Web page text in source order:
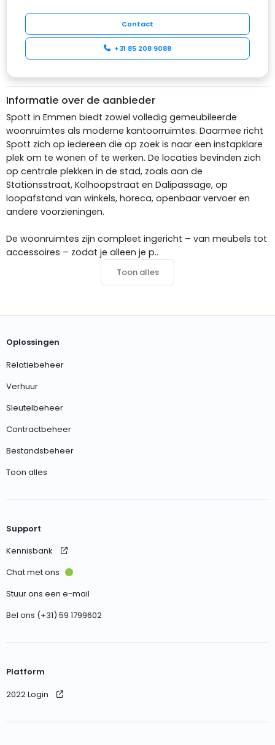
Contact
+31 85 208 9088
Informatie over de aanbieder
Spott in Emmen biedt zowel volledig gemeubileerde
woonruimtes als moderne kantoorruimtes. Daarmee richt
Spott zich op iedereen die op zoek is naar een instapklare
plek om te wonen of te werken. De locaties bevinden zich
op centrale plekken in de stad, zoals aan de
Stationsstraat, Kolhoopstraat en Dalipassage, op
loopafstand van winkels, horeca, openbaar vervoer en
andere voorzieningen.
De woonruimtes zijn compleet ingericht – van meubels tot
accessoires – zodat je alleen je p..
Toon alles
Oplossingen
Relatiebeheer
Verhuur
Sleutelbeheer
Contractbeheer
Bestandsbeheer
Toon alles
Support
Kennisbank
Chat met ons
Stuur ons een e-mail
Bel ons (+31) 59 1799602
Platform
2022 Login